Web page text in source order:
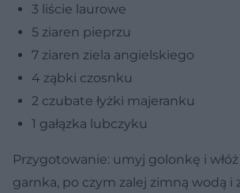
3 liście laurowe
5 ziaren pieprzu
7 ziaren ziela angielskiego
4 ząbki czosnku
2 czubate łyżki majeranku
1 gałązka lubczyku
Przygotowanie: umyj golonkę i
garnka, po czym zalej zimną wodą i